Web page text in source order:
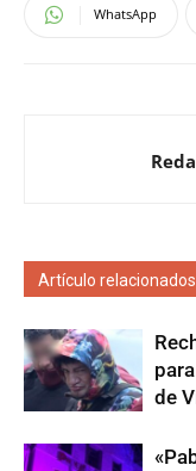
WhatsApp
Artículo relacionados
de